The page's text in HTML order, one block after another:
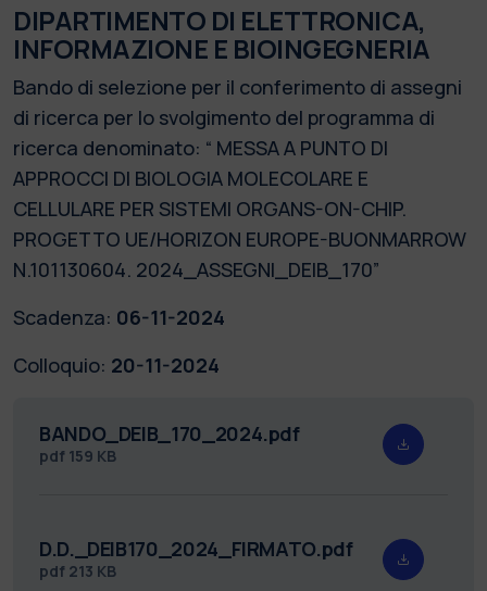
DIPARTIMENTO DI ELETTRONICA,
INFORMAZIONE E BIOINGEGNERIA
Bando di selezione per il conferimento di assegni
di ricerca per lo svolgimento del programma di
ricerca denominato: “ MESSA A PUNTO DI
APPROCCI DI BIOLOGIA MOLECOLARE E
CELLULARE PER SISTEMI ORGANS-ON-CHIP.
PROGETTO UE/HORIZON EUROPE-BUONMARROW
N.101130604. 2024_ASSEGNI_DEIB_170”
Scadenza: 06-11-2024
Colloquio: 20-11-2024
BANDO_DEIB_170_2024.pdf
pdf 159 KB
D.D._DEIB170_2024_FIRMATO.pdf
pdf 213 KB